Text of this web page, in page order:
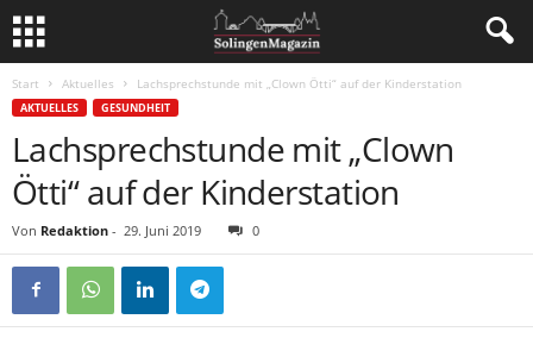
Start Aktuelles Lachsprechstunde mit „Clown Ötti“ auf der Kinderstation
AKTUELLES GESUNDHEIT
Lachsprechstunde mit „Clown
Ötti“ auf der Kinderstation
Von Redaktion - 29. Juni 2019 0